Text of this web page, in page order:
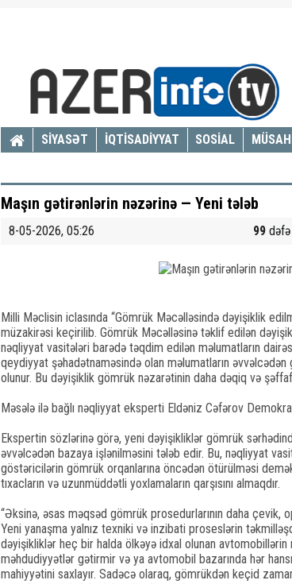
SİYASƏT İQTİSADİYYAT SOSİAL
Maşın gətirənlərin nəzərinə — Yeni tələb
8-05-2026, 05:26 99 dəfə
Milli Məclisin iclasında “Gömrük Məcəlləsində dəyişiklik
müzakirəsi keçirilib. Gömrük Məcəlləsinə təklif edilən
nəqliyyat vasitələri barədə təqdim edilən məlumatların
qeydiyyat şəhadətnaməsində olan məlumatların
olunur. Bu dəyişiklik gömrük nəzarətinin daha dəqiq və şəffaf
Məsələ ilə bağlı nəqliyyat eksperti Eldəniz Cəfərov
Ekspertin sözlərinə görə, yeni dəyişikliklər gömrük
əvvəlcədən bazaya işlənilməsini tələb edir. Bu, nəqliyyat
göstəricilərin gömrük orqanlarına öncədən ötürülməsi
tıxacların və uzunmüddətli yoxlamaların qarşısını almaqdır.
“Əksinə, əsas məqsəd gömrük prosedurlarının daha
Yeni yanaşma yalnız texniki və inzibati proseslərin
dəyişikliklər heç bir halda ölkəyə idxal olunan
məhdudiyyətlər gətirmir və ya avtomobil bazarında hər
mahiyyətini saxlayır. Sadəcə olaraq, gömrükdən keçid